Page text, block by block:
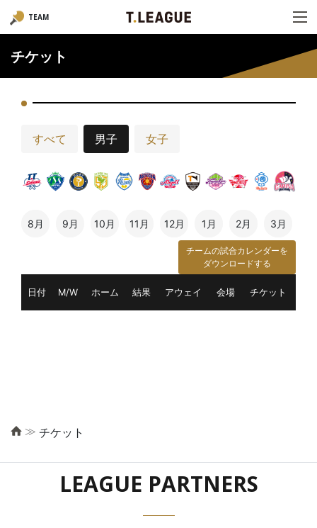
TEAM
チケット
すべて 男子 女子
8月 9月 10月 11月 12月 1月 2月 3月
チームの試合カレンダーを
ダウンロードする
日付 M/W ホーム 結果 アウェイ 会場 チケット
≫ チケット
LEAGUE PARTNERS